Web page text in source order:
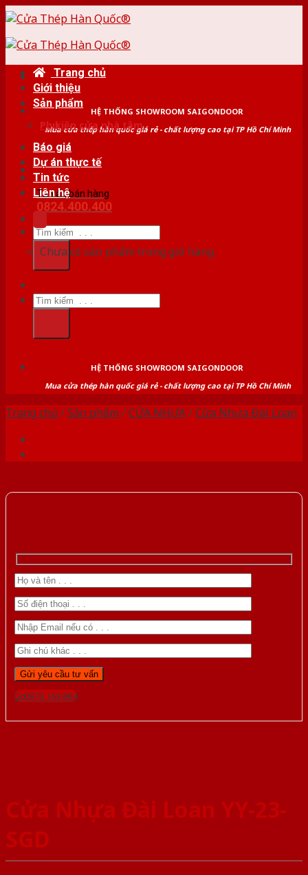
Skip
content
HỆ THỐNG SHOWROOM SAIGONDOOR
Mua cửa thép hàn quốc giá rẻ - chất lượng cao tại TP Hồ Chí Minh
Tư vấn bán hàng
0824.400.400
Tìm
kiếm:
Trang chủ
Giới thiệu
Sản phẩm
Phụ kiện cửa nhà tắm
Báo giá
Dự án thực tế
Tin tức
Liên hệ
Chưa có sản phẩm trong giỏ hàng.
Tìm
kiếm:
HỆ THỐNG SHOWROOM SAIGONDOOR
Mua cửa thép hàn quốc giá rẻ - chất lượng cao tại TP Hồ Chí Minh
Trang chủ /Sản phẩm /CỬA NHỰA/Cửa Nhựa Đài Loan
Gọi 0976.169.864
Cửa Nhựa Đài Loan YY-23-
SGD